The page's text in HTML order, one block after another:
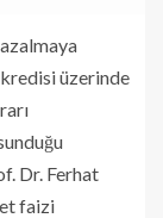
kredisi üzerinde
Dr. Ferhat
faizi